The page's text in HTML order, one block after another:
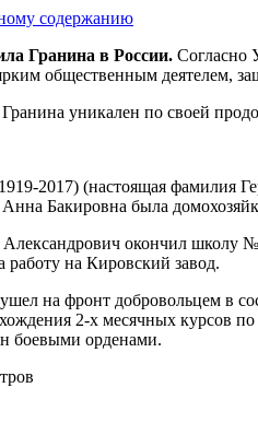
содержанию
Гранина в России. Согласно
общественным деятелем,
уникален по своей
2017) (настоящая фамилия
Бакировна была
окончил школу
работу на Кировский завод.
на фронт добровольцем в
2-х месячных курсов
боевыми орденами.